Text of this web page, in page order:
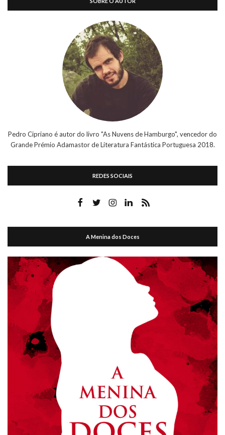
Pedro Cipriano é autor do livro "As Nuvens de Hamburgo", vencedor do
Grande Prémio Adamastor de Literatura Fantástica Portuguesa 2018.
REDES SOCIAIS
A Menina dos Doces